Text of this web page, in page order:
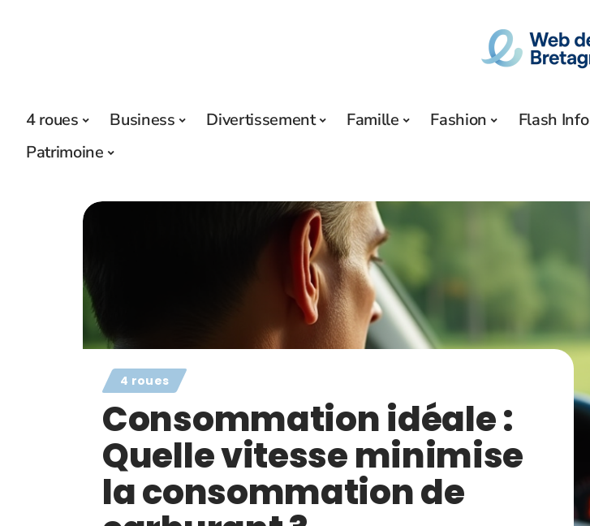
4 roues Business Divertissement Famille Fashion Flash Info
Patrimoine
4 roues
Consommation idéale :
Quelle vitesse minimise
la consommation de